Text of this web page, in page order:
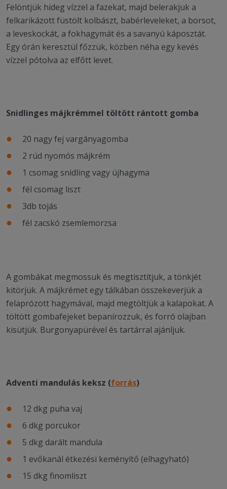
Felöntjük hideg vízzel a fazekat, majd belerakjuk a
felkarikázott füstölt kolbászt, babérleveleket, a borsot,
a leveskockát, a fokhagymát és a savanyú káposztát.
Egy órán keresztül főzzük, közben néha egy kevés
vízzel pótolva az elfőtt levet.
Snidlinges májkrémmel töltött rántott gomba
20 nagy fej vargányagomba
2 rúd nyomós májkrém
1 csomag snidling vagy újhagyma
fél csomag liszt
3db tojás
fél zacskó zsemlemorzsa
A gombákat megmossuk és megtisztítjuk, a tönkjét
kitörjük. A májkrémet egy tálkában összekeverjük a
felaprózott hagymával, majd megtöltjük a kalapokat. A
töltött gombafejeket bepanírozzuk, és forró olajban
kisütjük. Burgonyapürével és tartárral ajánljuk.
Adventi mandulás keksz (forrás)
12 dkg puha vaj
6 dkg porcukor
5 dkg darált mandula
1 evőkanál étkezési keményítő (elhagyható)
15 dkg finomliszt